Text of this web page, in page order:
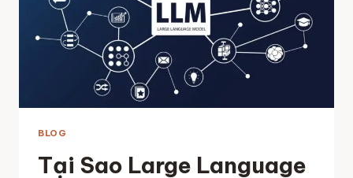
TUYẾN?
BLOG
Tại Sao Large Language